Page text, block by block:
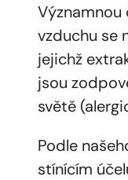
Významnou
vzduchu se
jejichž
jsou
světě
Podle
stínícím